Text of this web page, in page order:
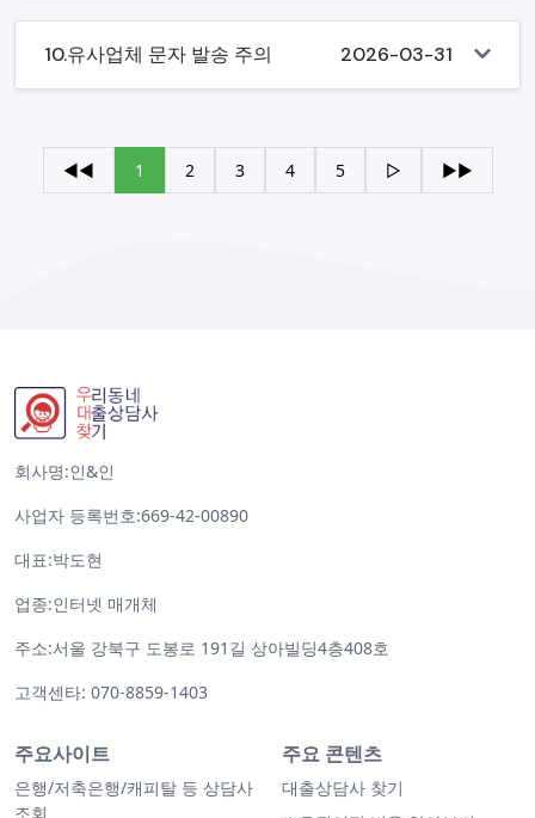
10.유사업체 문자 발송 주의 2026-03-31
◀◀ 1 2 3 4 5 ▷ ▶▶
회사명:인&인
사업자 등록번호:669-42-00890
대표:박도현
업종:인터넷 매개체
주소:서울 강북구 도봉로 191길 상아빌딩4층408호
고객센타: 070-8859-1403
주요사이트
은행/저축은행/캐피탈 등 상담사
조회
주요 콘텐츠
대출상담사 찾기